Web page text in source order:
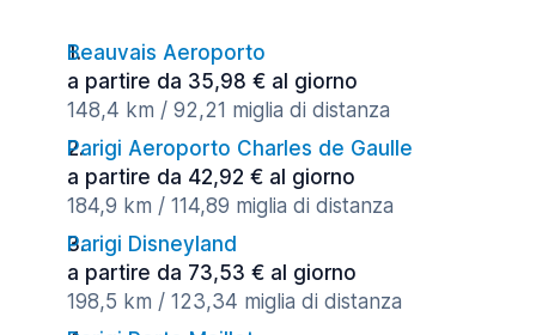
Beauvais Aeroporto
a partire da 35,98 € al giorno
148,4 km / 92,21 miglia di distanza
Parigi Aeroporto Charles de Gaulle
a partire da 42,92 € al giorno
184,9 km / 114,89 miglia di distanza
Parigi Disneyland
a partire da 73,53 € al giorno
198,5 km / 123,34 miglia di distanza